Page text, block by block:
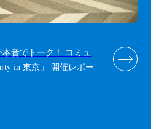
音でトーク！ コミュ
in 東京」 開催レポー